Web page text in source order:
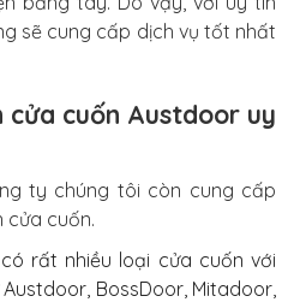
sẽ cung cấp dịch vụ tốt nhất
cửa cuốn Austdoor uy
ty chúng tôi còn cung cấp
cửa cuốn.
rất nhiều loại cửa cuốn với
BossDoor, Mitadoor,